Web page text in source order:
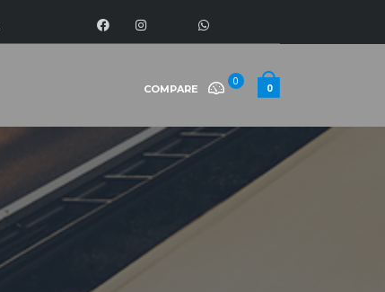
0
COMPARE
0